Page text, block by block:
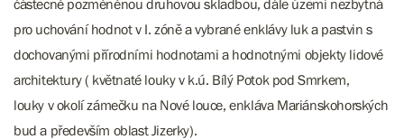
částecně pozměněnou druhovou skladbou, dále území nezbytná
pro uchování hodnot v I. zóně a vybrané enklávy luk a pastvin s
dochovanými přírodními hodnotami a hodnotnými objekty lidové
architektury ( květnaté louky v k.ú. Bílý Potok pod Smrkem,
louky v okolí zámečku na Nové louce, enkláva Mariánskohorských
bud a především oblast Jizerky).